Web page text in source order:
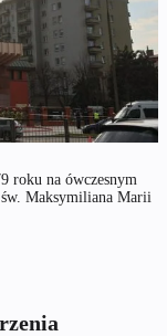
roku na ówczesnym
Maksymiliana Marii